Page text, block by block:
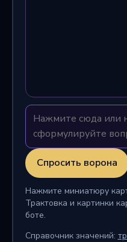
Спросить ворона
Нажмите миниатюру
Трактовка и картинки
боте.
Справочник значений: